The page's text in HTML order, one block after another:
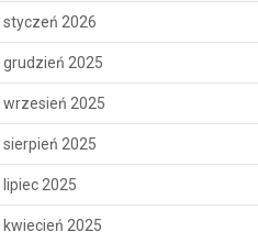
styczeń 2026
grudzień 2025
wrzesień 2025
sierpień 2025
lipiec 2025
kwiecień 2025